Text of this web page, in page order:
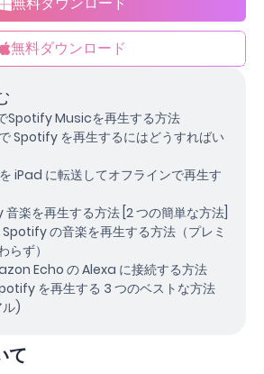
無料ダウンロード
Musicを再生する方法
Spotify を再生するにはどうすればい
iPad に転送してオフラインで再生す
楽を再生する方法 [2 つの簡単な方法]
の音楽を再生する方法（プレミ
らず）
Echo の Alexa に接続する方法
を再生する 3 つのベストな方法
)
て